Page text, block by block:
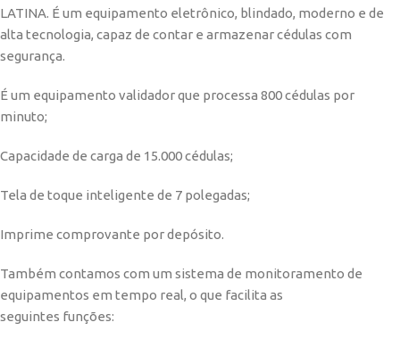
LATINA. É um equipamento eletrônico, blindado, moderno e de
alta tecnologia, capaz de contar e armazenar cédulas com
segurança.
É um equipamento validador que processa 800 cédulas por
minuto;
Capacidade de carga de 15.000 cédulas;
Tela de toque inteligente de 7 polegadas;
Imprime comprovante por depósito.
Também contamos com um sistema de monitoramento de
equipamentos em tempo real, o que facilita as
seguintes funções: